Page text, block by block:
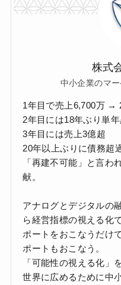
株式
中小企業のマ
1年目で売上6,700万 →
2年目には18年ぶり単
3年目には売上3億超
20年以上ぶりに債務超
「再建不可能」と言わ
献。
アナログとデジタルの
ら経営指標の視える化
ポートをおこなうだけ
ポートもおこなう。
「可能性の視える化」
世界に広めるために中